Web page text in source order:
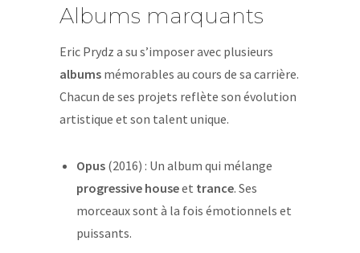
Albums marquants
Eric Prydz a su s’imposer avec plusieurs
albums mémorables au cours de sa carrière.
Chacun de ses projets reflète son évolution
artistique et son talent unique.
Opus(2016) : Un album qui mélange
progressive houseet trance. Ses
morceaux sont à la fois émotionnels et
puissants.